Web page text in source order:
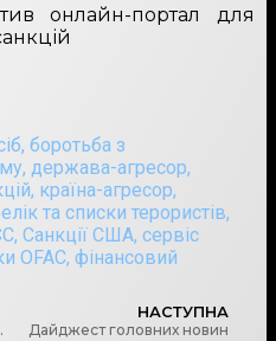
онлайн-портал для
, боротьба з
, держава-агресор,
, країна-агресор,
та списки терористів,
, Санкції США, сервіс
OFAC, фінансовий
стандартами ЄС
НАСТУПНА
Дайджест головних новин